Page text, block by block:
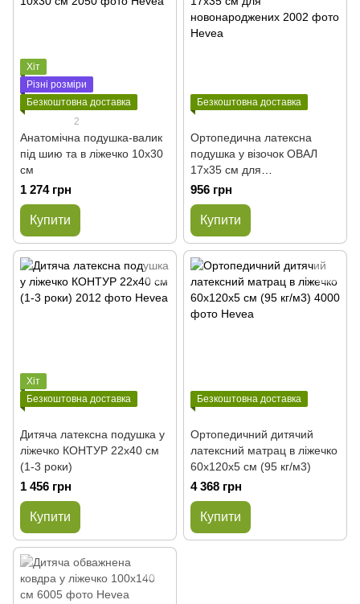
Хіт
Різні розміри
Безкоштовна доставка
2
Анатомічна подушка-валик
під шию та в ліжечко 10x30
см
1 274 грн
Купити
Безкоштовна доставка
Ортопедична латексна
подушка у візочок ОВАЛ
17x35 см для
новонароджених
956 грн
Купити
Хіт
Безкоштовна доставка
Дитяча латексна подушка у
ліжечко КОНТУР 22x40 см
(1-3 роки)
1 456 грн
Купити
Безкоштовна доставка
Ортопедичний дитячий
латексний матрац в ліжечко
60x120x5 см (95 кг/м3)
4 368 грн
Купити